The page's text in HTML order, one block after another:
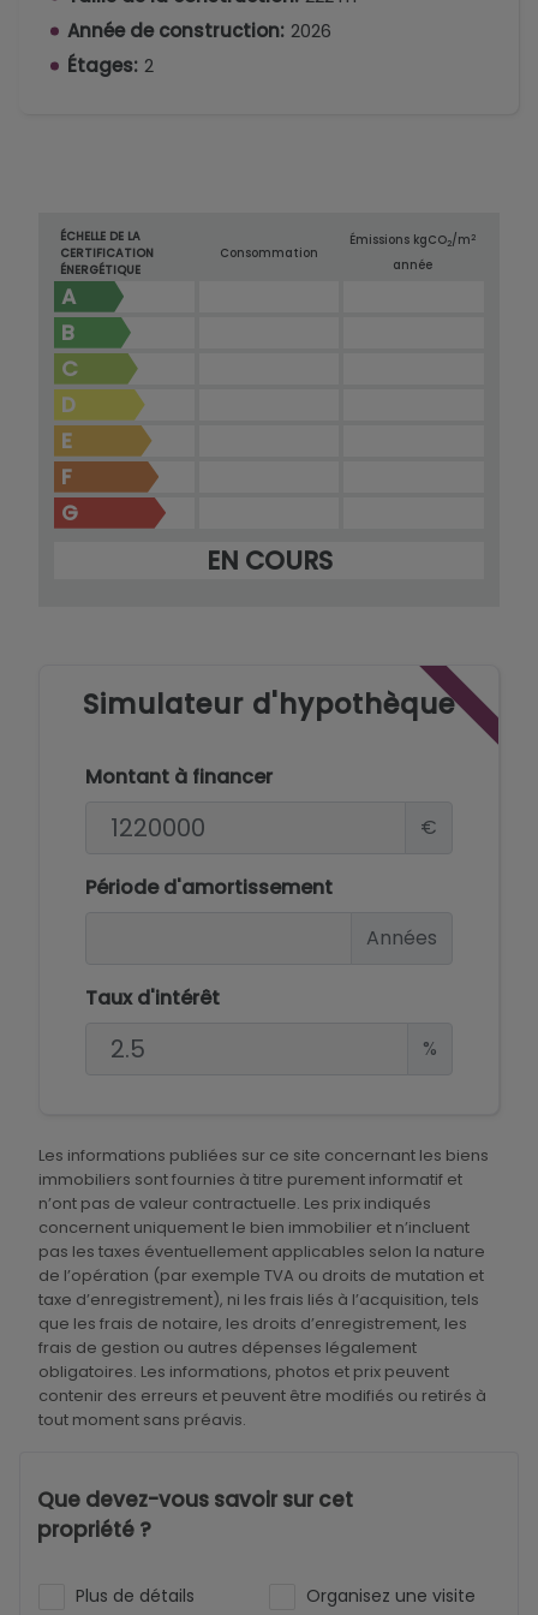
Année de construction: 2026
Étages: 2
ÉCHELLE DE LA
CERTIFICATION
ÉNERGÉTIQUE
Consommation
Émissions kgCO2/m2
année
A
B
C
D
E
F
G
EN COURS
Simulateur d'hypothèque
Montant à financer
€
Période d'amortissement
Années
Taux d'intérêt
%
Les informations publiées sur ce site concernant les biens
immobiliers sont fournies à titre purement informatif et
n’ont pas de valeur contractuelle. Les prix indiqués
concernent uniquement le bien immobilier et n’incluent
pas les taxes éventuellement applicables selon la nature
de l’opération (par exemple TVA ou droits de mutation et
taxe d’enregistrement), ni les frais liés à l’acquisition, tels
que les frais de notaire, les droits d’enregistrement, les
frais de gestion ou autres dépenses légalement
obligatoires. Les informations, photos et prix peuvent
contenir des erreurs et peuvent être modifiés ou retirés à
tout moment sans préavis.
Que devez-vous savoir sur cet
propriété ?
Plus de détails Organisez une visite